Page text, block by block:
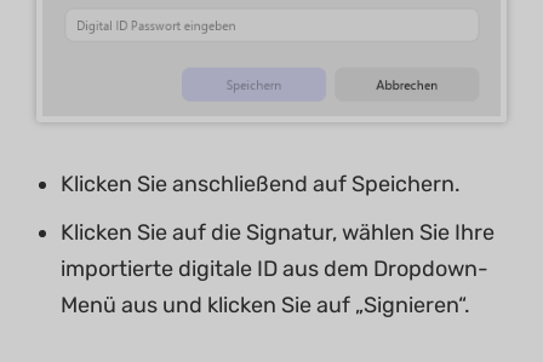
Klicken Sie anschließend auf Speichern.
Klicken Sie auf die Signatur, wählen Sie Ihre
importierte digitale ID aus dem Dropdown-
Menü aus und klicken Sie auf „Signieren“.